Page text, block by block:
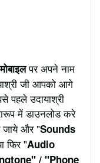
पर अपने नाम
जी आपको आगे
पहले उदायाश्री
में डाउनलोड करे
जाये और "Sounds
फिर "Audio
/ "Phone